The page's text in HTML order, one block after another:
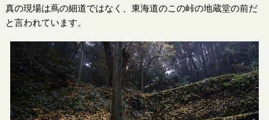
真の現場は蔦の細道ではなく、東海道のこの峠の地蔵堂の前だ
と言われています。